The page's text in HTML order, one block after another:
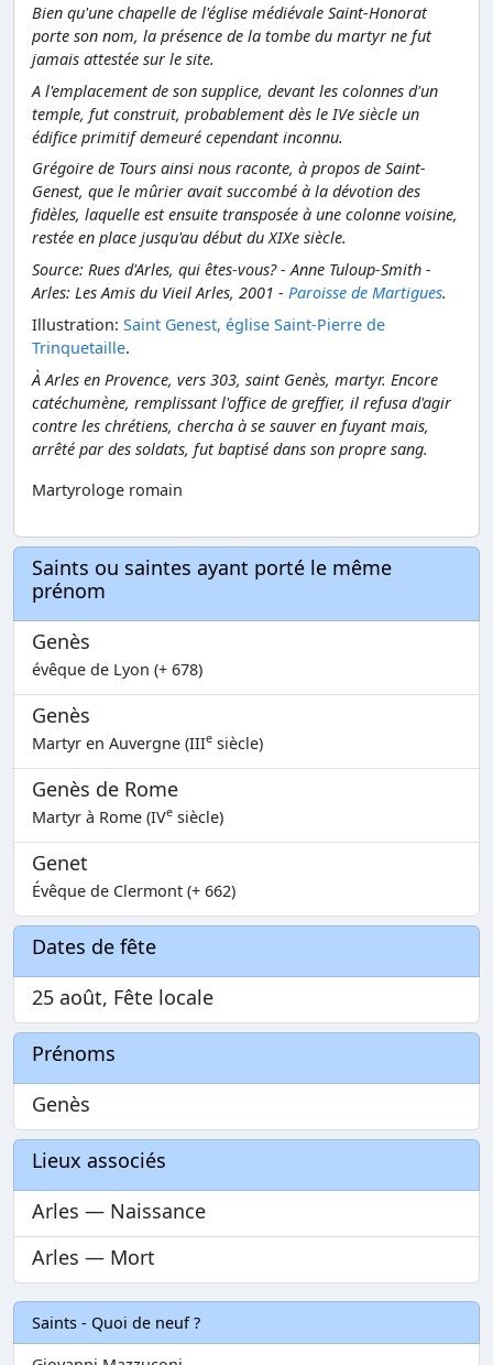
Bien qu'une chapelle de l'église médiévale Saint-Honorat
porte son nom, la présence de la tombe du martyr ne fut
jamais attestée sur le site.
A l'emplacement de son supplice, devant les colonnes d'un
temple, fut construit, probablement dès le IVe siècle un
édifice primitif demeuré cependant inconnu.
Grégoire de Tours ainsi nous raconte, à propos de Saint-
Genest, que le mûrier avait succombé à la dévotion des
fidèles, laquelle est ensuite transposée à une colonne voisine,
restée en place jusqu'au début du XIXe siècle.
Source: Rues d'Arles, qui êtes-vous? - Anne Tuloup-Smith -
Arles: Les Amis du Vieil Arles, 2001 - Paroisse de Martigues.
Illustration: Saint Genest, église Saint-Pierre de
Trinquetaille.
À Arles en Provence, vers 303, saint Genès, martyr. Encore
catéchumène, remplissant l'office de greffier, il refusa d'agir
contre les chrétiens, chercha à se sauver en fuyant mais,
arrêté par des soldats, fut baptisé dans son propre sang.
Martyrologe romain
Saints ou saintes ayant porté le même
prénom
Genès
évêque de Lyon (+ 678)
Genès
Martyr en Auvergne (IIIe siècle)
Genès de Rome
Martyr à Rome (IVe siècle)
Genet
Évêque de Clermont (+ 662)
Dates de fête
25 août, Fête locale
Prénoms
Genès
Lieux associés
Arles — Naissance
Arles — Mort
Saints - Quoi de neuf ?